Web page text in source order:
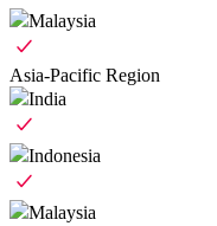
Malaysia
Asia-Pacific Region
India
Indonesia
Malaysia